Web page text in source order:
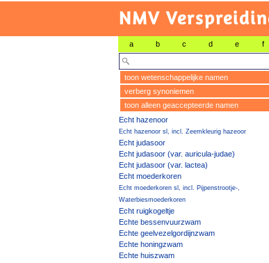
NMV
a b c d e f
toon wetenschappelijke namen
verberg synoniemen
toon alleen geaccepteerde namen
Echt hazenoor
Echt hazenoor sl, incl. Zeemkleurig hazeoor
Echt judasoor
Echt judasoor (var. auricula-judae)
Echt judasoor (var. lactea)
Echt moederkoren
Echt moederkoren sl, incl. Pijpenstrootje-,
Waterbiesmoederkoren
Echt ruigkogeltje
Echte bessenvuurzwam
Echte geelvezelgordijnzwam
Echte honingzwam
Echte huiszwam